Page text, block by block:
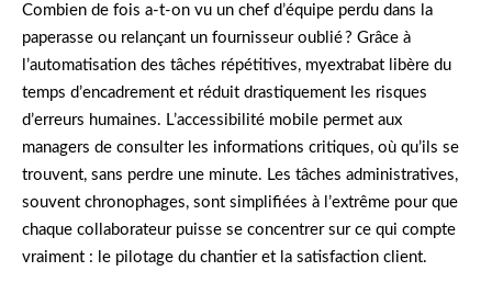
Combien de fois a-t-on vu un chef d’équipe perdu dans la
paperasse ou relançant un fournisseur oublié ? Grâce à
l’automatisation des tâches répétitives, myextrabat libère du
temps d’encadrement et réduit drastiquement les risques
d’erreurs humaines. L’accessibilité mobile permet aux
managers de consulter les informations critiques, où qu’ils se
trouvent, sans perdre une minute. Les tâches administratives,
souvent chronophages, sont simplifiées à l’extrême pour que
chaque collaborateur puisse se concentrer sur ce qui compte
vraiment : le pilotage du chantier et la satisfaction client.